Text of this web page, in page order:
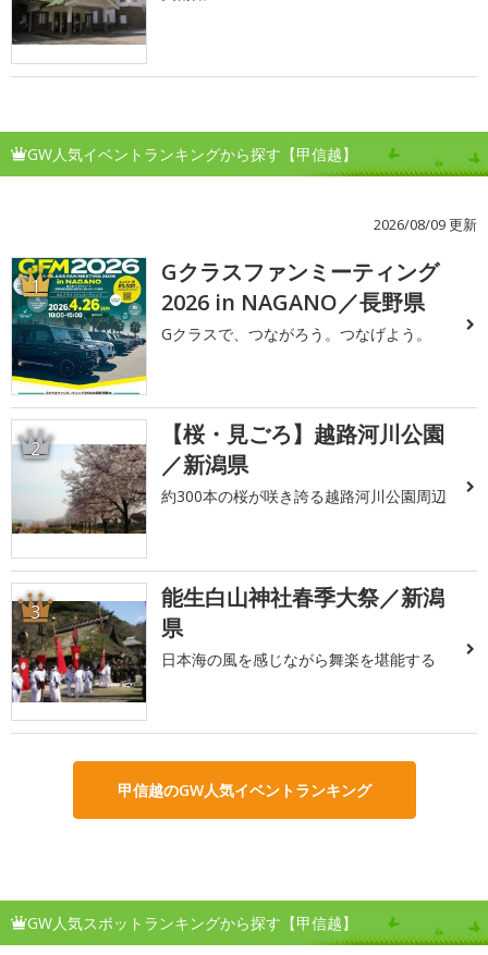
GW人気イベントランキングから探す【甲信越】
2026/08/09 更新
1
Gクラスファンミーティング
2026 in NAGANO／長野県
Gクラスで、つながろう。つなげよう。
2
【桜・見ごろ】越路河川公園
／新潟県
約300本の桜が咲き誇る越路河川公園周辺
3
能生白山神社春季大祭／新潟
県
日本海の風を感じながら舞楽を堪能する
甲信越のGW人気イベントランキング
GW人気スポットランキングから探す【甲信越】